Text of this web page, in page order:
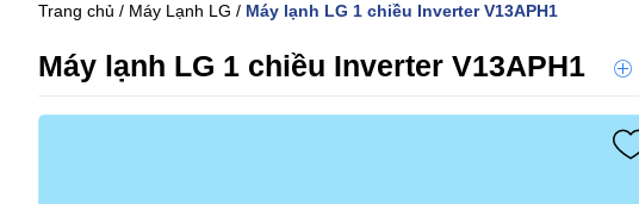
Trang chủ / Máy Lạnh LG / Máy lạnh LG 1 chiều Inverter V13APH1
Máy lạnh LG 1 chiều Inverter V13APH1